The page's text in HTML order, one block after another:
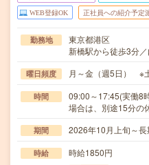
WEB登録OK 正社員への紹介予定
勤務地
東京都港区
新橋駅から徒歩3分
曜日頻度 月～金（週5日） ※
時間
09:00～17:45(実働8
場合は、別途15分の
期間 2026年10月上旬～
時給 時給1850円